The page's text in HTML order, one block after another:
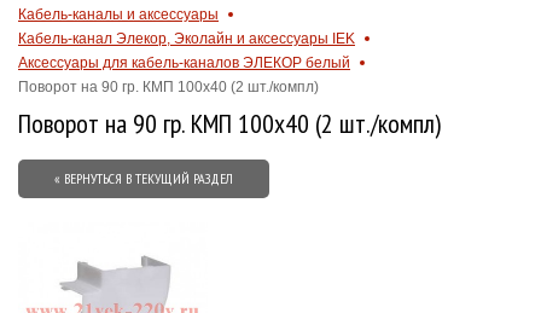
Кабель-каналы и аксессуары
Кабель-канал Элекор, Эколайн и аксессуары IEK
Аксессуары для кабель-каналов ЭЛЕКОР белый
Поворот на 90 гр. КМП 100x40 (2 шт./компл)
Поворот на 90 гр. КМП 100x40 (2 шт./компл)
« ВЕРНУТЬСЯ В ТЕКУЩИЙ РАЗДЕЛ